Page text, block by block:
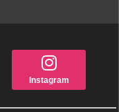
Instagram